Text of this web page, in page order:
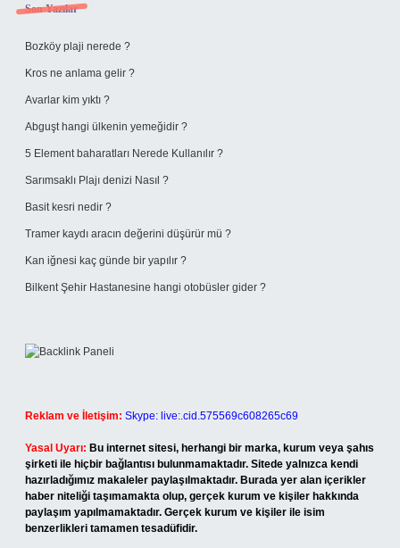
Sidebar
Son Yazılar
Bozköy plaji nerede ?
Kros ne anlama gelir ?
Avarlar kim yıktı ?
Abguşt hangi ülkenin yemeğidir ?
5 Element baharatları Nerede Kullanılır ?
Sarımsaklı Plajı denizi Nasıl ?
Basit kesri nedir ?
Tramer kaydı aracın değerini düşürür mü ?
Kan iğnesi kaç günde bir yapılır ?
Bilkent Şehir Hastanesine hangi otobüsler gider ?
Reklam ve İletişim: Skype: live:.cid.575569c608265c69
Yasal Uyarı: Bu internet sitesi, herhangi bir marka, kurum veya şahıs
şirketi ile hiçbir bağlantısı bulunmamaktadır. Sitede yalnızca kendi
hazırladığımız makaleler paylaşılmaktadır. Burada yer alan içerikler
haber niteliği taşımamakta olup, gerçek kurum ve kişiler hakkında
paylaşım yapılmamaktadır. Gerçek kurum ve kişiler ile isim
benzerlikleri tamamen tesadüfidir.